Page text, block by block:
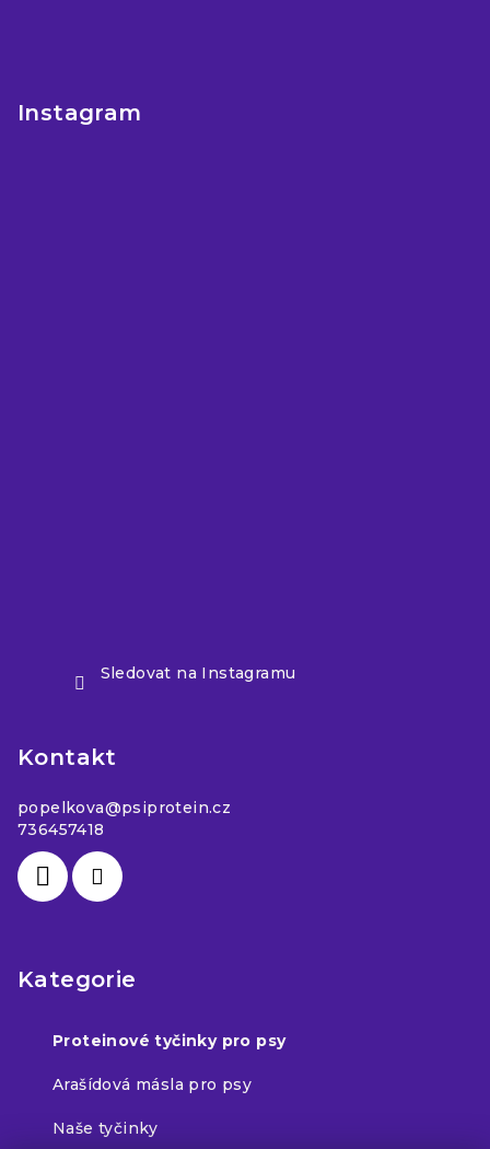
Instagram
Sledovat na Instagramu
Kontakt
popelkova@psiprotein.cz
736457418
Kategorie
Proteinové tyčinky pro psy
Arašídová másla pro psy
Naše tyčinky